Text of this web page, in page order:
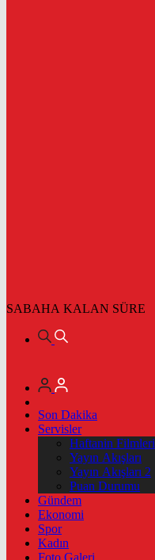
SABAHA KALAN SÜRE
Son Dakika
Servisler
Haftanin Filmleri
Yayın Akışları
Yayın Akışları 2
Puan Durumu
Gündem
Ekonomi
Spor
Kadın
Foto Galeri